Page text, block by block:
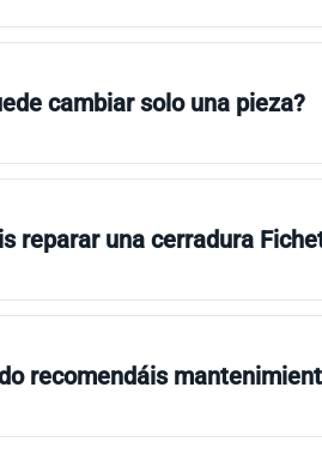
cambiar solo una pieza?
reparar una cerradura
recomendáis